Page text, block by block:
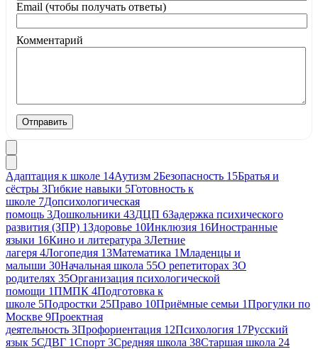
Email (чтобы получать ответы)
Комментарий
Отправить
Адаптация к школе 14Аутизм 2Безопасность 15Братья и
сёстры 3Гибкие навыки 5Готовность к
школе 7Допсихологическая
помощь 3Дошкольники 43ДЦП 6Задержка психического
развития (ЗПР) 1Здоровье 10Инклюзия 16Иностранные
языки 16Кино и литература 3Летние
лагеря 4Логопедия 13Математика 1Младенцы и
малыши 30Начальная школа 55О репетиторах 3О
родителях 35Организация психологической
помощи 1ПМПК 4Подготовка к
школе 5Подростки 25Право 10Приёмные семьи 1Прогулки по
Москве 9Проектная
деятельность 3Профориентация 12Психология 17Русский
язык 5СДВГ 1Спорт 3Средняя школа 38Старшая школа 24